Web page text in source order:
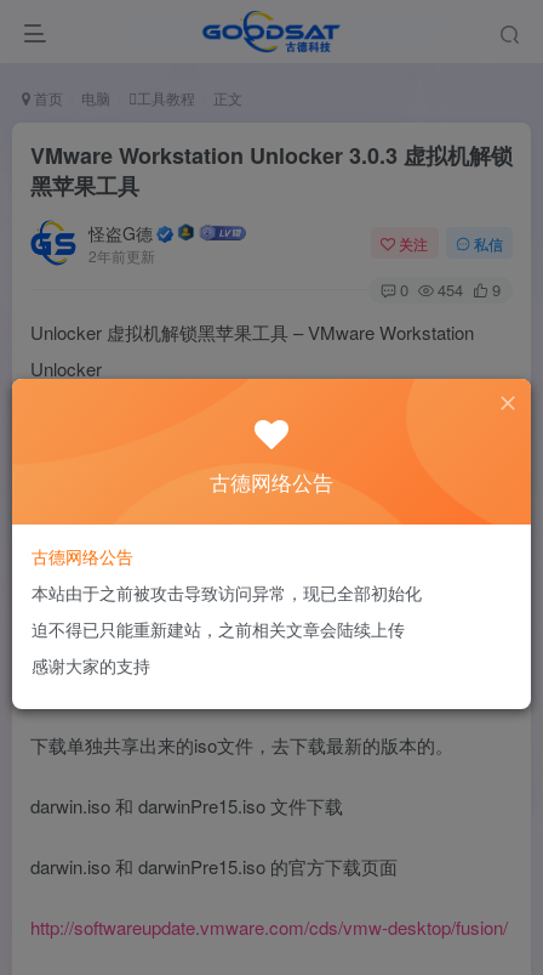
首页 电脑 工具教程 正文
VMware Workstation Unlocker 3.0.3 虚拟机解锁
黑苹果工具
怪盗G德
2年前更新
关注 私信
0 454 9
Unlocker 虚拟机解锁黑苹果工具 – VMware Workstation
Unlocker
用来解锁VMware虚拟机 ，来安装黑苹果macOS系统的
下载解压出来的 unlocker-master 文件夹复制到VMware虚拟
机的根目录
下载单独共享出来的iso文件，去下载最新的版本的。
darwin.iso 和 darwinPre15.iso 文件下载
darwin.iso 和 darwinPre15.iso 的官方下载页面
http://softwareupdate.vmware.com/cds/vmw-desktop/fusion/
古德网络公告
古德网络公告
本站由于之前被攻击导致访问异常，现已全部初始化
迫不得已只能重新建站，之前相关文章会陆续上传
感谢大家的支持